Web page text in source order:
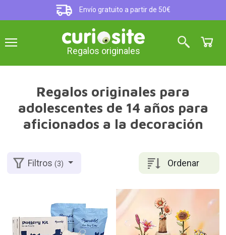
Envío gratuito a partir de 50€
Regalos originales
Regalos originales para
adolescentes de 14 años para
aficionados a la decoración
Ordenar
Filtros(3)